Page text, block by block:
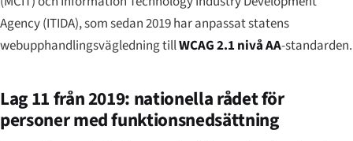
Agency (ITIDA), som sedan 2019 har anpassat statens
webupphandlingsvägledning tillWCAG 2.1 nivå AA-standarden.
Lag 11 från 2019: nationella rådet för
personer med funktionsnedsättning